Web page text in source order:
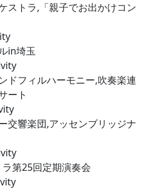
ストラ,「親子でお出かけコン
in埼玉
ドフィルハーモニー,吹奏楽連
ート
交響楽団,アッセンブリッジナ
第25回定期演奏会